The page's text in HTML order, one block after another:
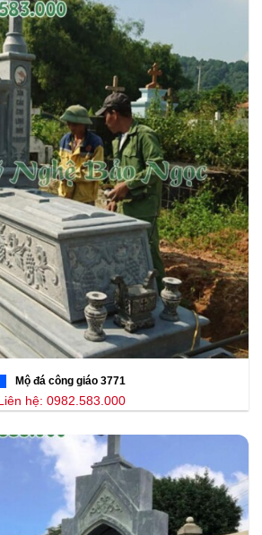
Mộ đá công giáo 3771
hệ: 0982.583.000